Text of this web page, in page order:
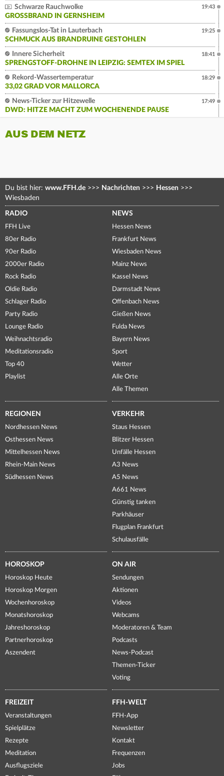
Schwarze Rauchwolke
GROSSBRAND IN GERNSHEIM
19:43
Fassungslos-Tat in Lauterbach
SCHMUCK AUS BRANDRUINE GESTOHLEN
19:25
Innere Sicherheit
SPRENGSTOFF-DROHNE IN LEIPZIG: SEMTEX IM SPIEL
18:41
Rekord-Wassertemperatur
33,02 GRAD VOR MALLORCA
18:29
News-Ticker zur Hitzewelle
DWD: HITZE MACHT ZUM WOCHENENDE PAUSE
17:49
AUS DEM NETZ
Du bist hier: www.FFH.de >>> Nachrichten >>> Hessen >>>
Wiesbaden
RADIO
FFH Live
80er Radio
90er Radio
2000er Radio
Rock Radio
Oldie Radio
Schlager Radio
Party Radio
Lounge Radio
Weihnachtsradio
Meditationsradio
Top 40
Playlist
NEWS
Hessen News
Frankfurt News
Wiesbaden News
Mainz News
Kassel News
Darmstadt News
Offenbach News
Gießen News
Fulda News
Bayern News
Sport
Wetter
Alle Orte
Alle Themen
REGIONEN
Nordhessen News
Osthessen News
Mittelhessen News
Rhein-Main News
Südhessen News
VERKEHR
Staus Hessen
Blitzer Hessen
Unfälle Hessen
A3 News
A5 News
A661 News
Günstig tanken
Parkhäuser
Flugplan Frankfurt
Schulausfälle
HOROSKOP
Horoskop Heute
Horoskop Morgen
Wochenhoroskop
Monatshoroskop
Jahreshoroskop
Partnerhoroskop
Aszendent
ON AIR
Sendungen
Aktionen
Videos
Webcams
Moderatoren & Team
Podcasts
News-Podcast
Themen-Ticker
Voting
FREIZEIT
Veranstaltungen
Spielplätze
Rezepte
Meditation
Ausflugsziele
FFH-WELT
FFH-App
Newsletter
Kontakt
Frequenzen
Jobs